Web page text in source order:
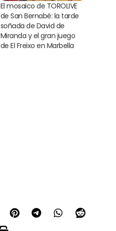
El mosaico de TOROLIVE
de San Bernabé: la tarde
soñada de David de
Miranda y el gran juego
de El Freixo en Marbella